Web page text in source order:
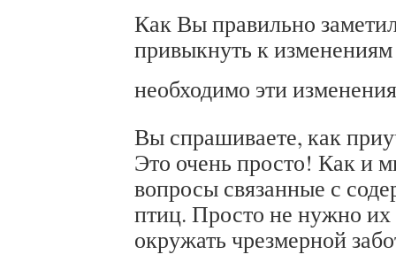
Как Вы правильно
привыкнуть к
необходимо эти
Вы спрашиваете, как
Это очень просто! Как и
вопросы связанные с
птиц. Просто не нужно их
окружать чрезмерной